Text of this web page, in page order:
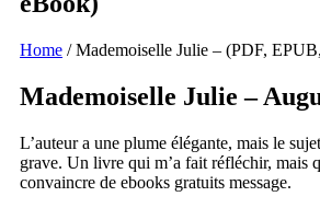
Home /Mademoiselle Julie – (PDF,
Mademoiselle Julie –
L’auteur a une plume élégante, mais le
grave. Un livre qui m’a fait réfléchir, mais
convaincre de ebooks gratuits message.